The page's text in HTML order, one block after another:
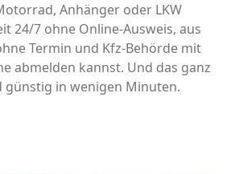
Anhänger oder LKW
24/7 ohne Online-Ausweis, aus
Termin und Kfz-Behörde mit
abmelden kannst. Und das ganz
günstig in wenigen Minuten.